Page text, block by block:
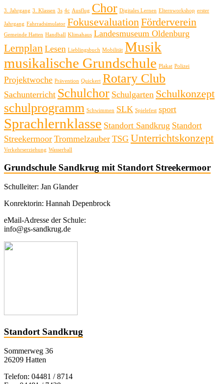
3. Jahrgang 3. Klassen 3s 4c Ausflug Chor Digitales Lernen Elternworkshop erster
Jahrgang Fahrradsimulator Fokusevaluation Förderverein
Gemeinde Hatten Handball Klimahaus Landesmuseum Oldenburg
Lernplan Lesen Lieblingsbuch Mobilität Musik
musikalische Grundschule Plakat Polizei
Projektwoche Prävention Quickert Rotary Club
Sachunterricht Schulchor Schulgarten Schulkonzept
schulprogramm Schwimmen SLK Spielefest sport
Sprachlernklasse Standort Sandkrug Standort
Streekermoor Trommelzauber TSG Unterrichtskonzept
Verkehrserziehung Wasserball
Grundschule Sandkrug mit Standort Streekermoor
Schulleiter: Jan Glander
Konrektorin: Hannah Depenbrock
eMail-Adresse der Schule:
info@gs-sandkrug.de
Standort Sandkrug
Sommerweg 36
26209 Hatten
Telefon: 04481 / 8714